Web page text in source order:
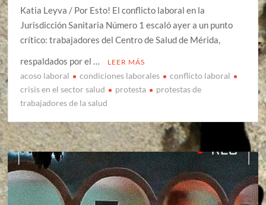
Katia Leyva / Por Esto! El conflicto laboral en la
Jurisdicción Sanitaria Número 1 escaló ayer a un punto
crítico: trabajadores del Centro de Salud de Mérida,
respaldados por el …
LEER MÁS
acoso laboral condiciones laborales
conflicto laboral
crisis en el sector salud
protesta
protestas de
trabajadores de la salud